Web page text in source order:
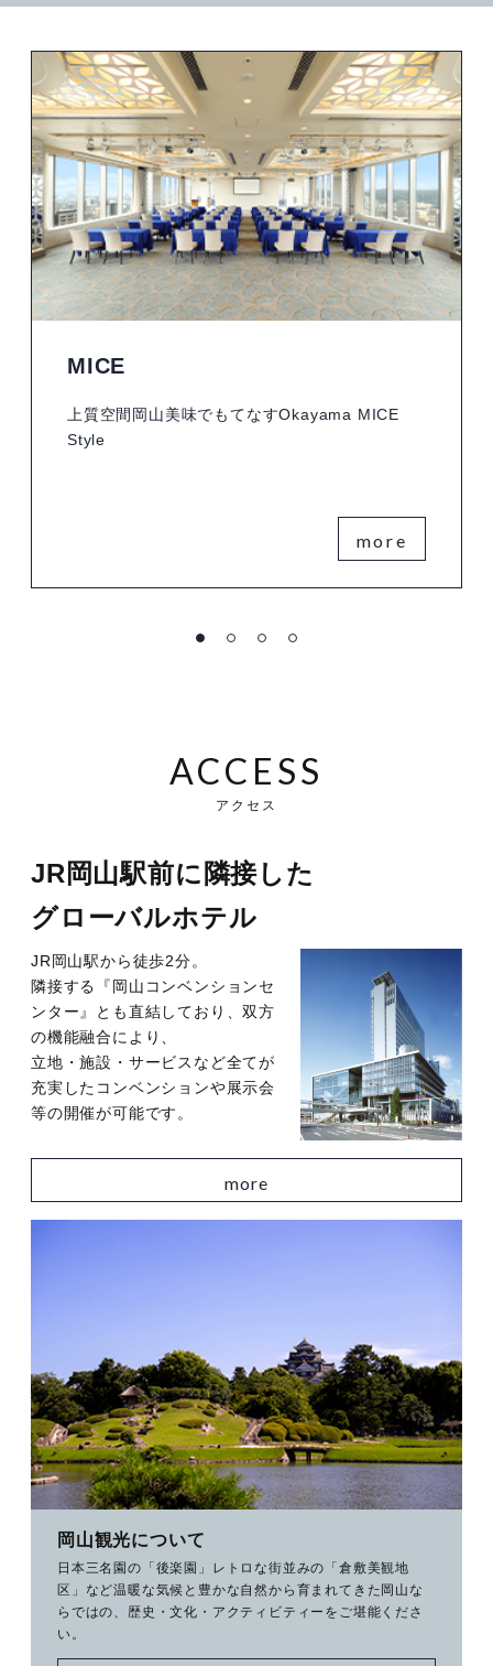
MICE
上質空間岡山美味でもてなすOkayama MICE
Style
more
ACCESS
アクセス
JR岡山駅前に隣接した
グローバルホテル
JR岡山駅から徒歩2分。
隣接する『岡山コンベンションセ
ンター』とも直結しており、双方
の機能融合により、
立地・施設・サービスなど全てが
充実したコンベンションや展示会
等の開催が可能です。
more
岡山観光について
日本三名園の「後楽園」レトロな街並みの「倉敷美観地
区」など温暖な気候と豊かな自然から育まれてきた岡山な
らではの、歴史・文化・アクティビティーをご堪能くださ
い。